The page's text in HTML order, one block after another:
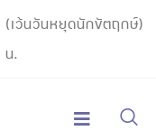
เว้นวันหยุดนักขัตฤกษ์)
น.